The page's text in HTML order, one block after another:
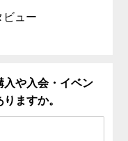
ビュー
入や入会・イベン
ますか。